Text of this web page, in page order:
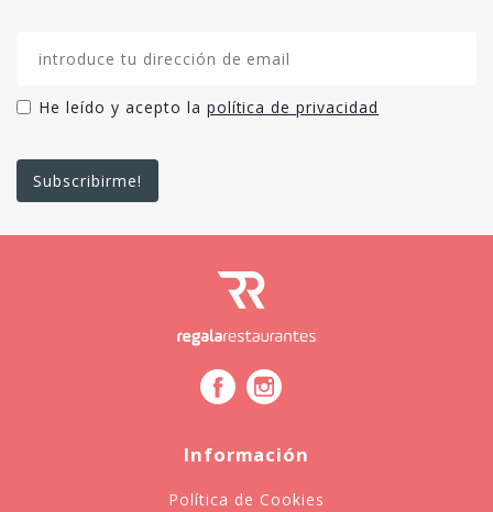
He leído y acepto la política de privacidad
Información
Política de Cookies